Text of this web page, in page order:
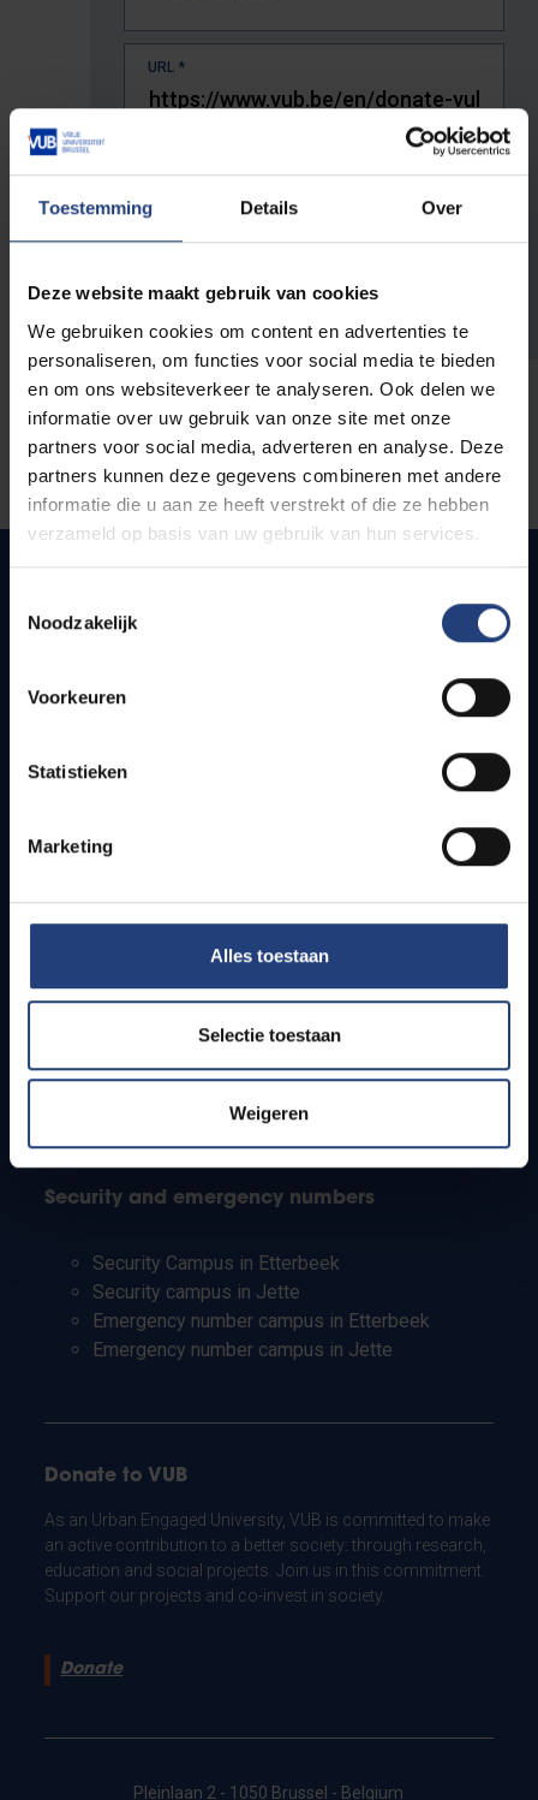
Toestemming Details Over
Deze website maakt gebruik van cookies
We gebruiken cookies om content en advertenties te
personaliseren, om functies voor social media te bieden
en om ons websiteverkeer te analyseren. Ook delen we
informatie over uw gebruik van onze site met onze
partners voor social media, adverteren en analyse. Deze
partners kunnen deze gegevens combineren met andere
informatie die u aan ze heeft verstrekt of die ze hebben
verzameld op basis van uw gebruik van hun services.
Noodzakelijk
Voorkeuren
Statistieken
Marketing
Alles toestaan
Selectie toestaan
Weigeren
URL *
The full URL of the page where you encountered the error.
Quick links
How to get to the VUB campuses
Students
PhD students
Teachers and secondary schools
Working students
Security and emergency numbers
Security Campus in Etterbeek
Security campus in Jette
Emergency number campus in Etterbeek
Emergency number campus in Jette
Donate to VUB
As an Urban Engaged University, VUB is committed to make
an active contribution to a better society: through research,
education and social projects. Join us in this commitment.
Support our projects and co-invest in society.
Donate
Pleinlaan 2 - 1050 Brussel - Belgium